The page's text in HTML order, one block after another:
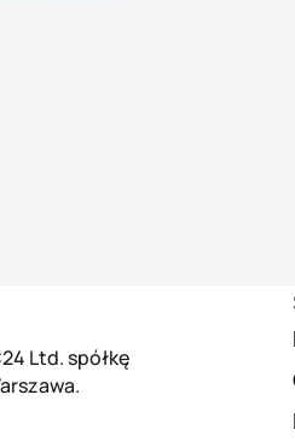
Ltd. spółkę